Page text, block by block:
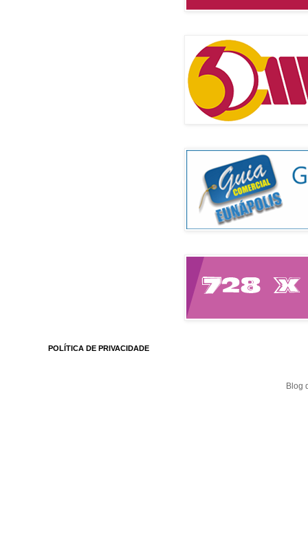
POLÍTICA DE PRIVACIDADE
Blog